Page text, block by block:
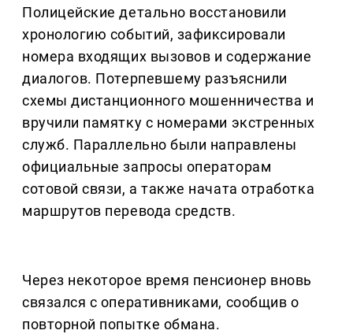
Полицейские детально восстановили
хронологию событий, зафиксировали
номера входящих вызовов и содержание
диалогов. Потерпевшему разъяснили
схемы дистанционного мошенничества и
вручили памятку с номерами экстренных
служб. Параллельно были направлены
официальные запросы операторам
сотовой связи, а также начата отработка
маршрутов перевода средств.
Через некоторое время пенсионер вновь
связался с оперативниками, сообщив о
повторной попытке обмана.